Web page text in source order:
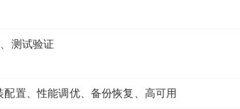
测试验证
置、性能调优、备份恢复、高可用